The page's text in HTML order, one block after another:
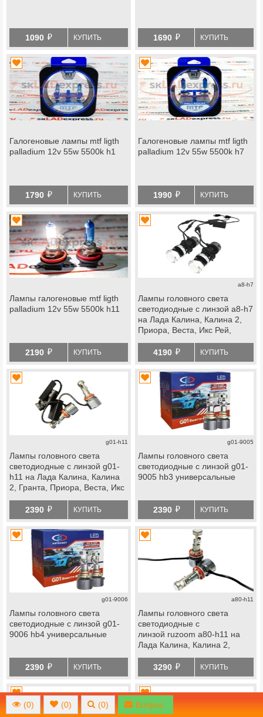
1090 й КУПИТЬ 1690 й КУПИТЬ
Галогеновые лампы mtf ligth
palladium 12v 55w 5500k h1
1790 й КУПИТЬ
Галогеновые лампы mtf ligth
palladium 12v 55w 5500k h7
1990 й КУПИТЬ
Лампы галогеновые mtf ligth
palladium 12v 55w 5500k h11
2190 й КУПИТЬ
a8-h7
Лампы головного света
светодиодные с линзой a8-h7
на Лада Калина, Калина 2,
Приора, Веста, Икс Рей,
4190 й КУПИТЬ
g01-h11
Лампы головного света
светодиодные с линзой g01-
h11 на Лада Калина, Калина
2, Гранта, Приора, Веста, Икс
4х4, Шевроле Нива, datsun
2390 й КУПИТЬ
g01-9005
Лампы головного света
светодиодные с линзой g01-
9005 hb3 универсальные
2390 й КУПИТЬ
g01-9006
Лампы головного света
светодиодные с линзой g01-
9006 hb4 универсальные
2390 й КУПИТЬ
a80-h11
Лампы головного света
светодиодные с
линзой ruzoom a80-h11 на
Лада Калина, Калина 2,
Веста, Икс Рей, Ларгус, Нива
4х4, Нива Тревел, Шевроле
Нива, datsun
3290 й КУПИТЬ
(0) (0) (0) Вопрос